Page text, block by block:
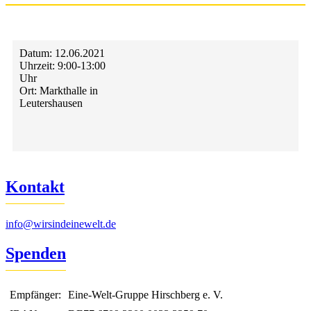
Datum: 12.06.2021
Uhrzeit: 9:00-13:00
Uhr
Ort: Markthalle in
Leutershausen
Kontakt
info@wirsindeinewelt.de
Spenden
Empfänger:
Eine-Welt-Gruppe Hirschberg e. V.